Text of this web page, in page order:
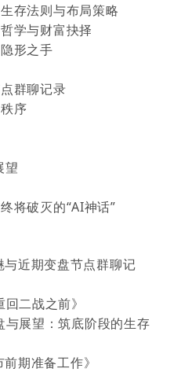
存法则与布局策略
学与财富抉择
形之手
群聊记录
序
望
将破灭的“AI神话”
近期变盘节点群聊记
回二战之前》
与展望：筑底阶段的生存
前期准备工作》